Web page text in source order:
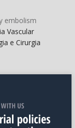
embolism
Vascular
e Cirurgia